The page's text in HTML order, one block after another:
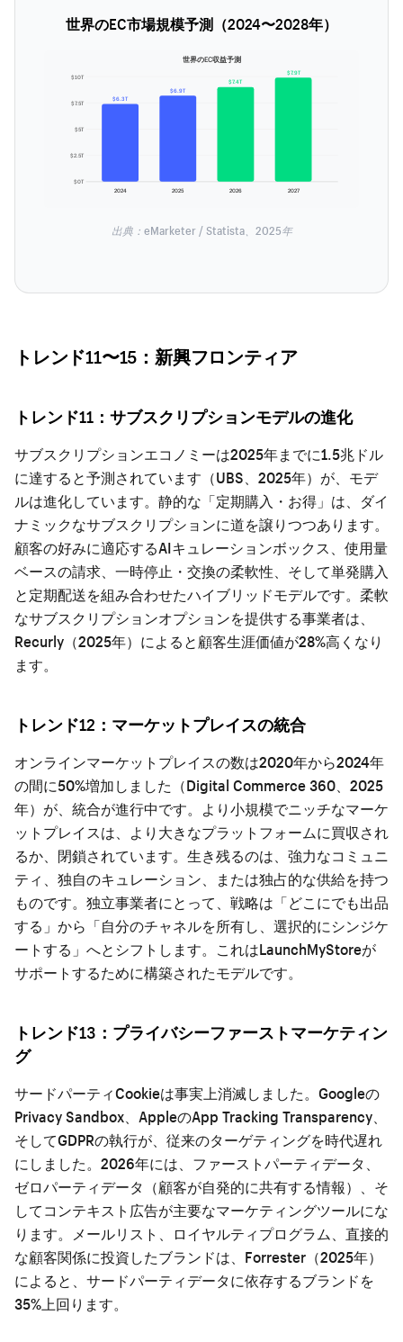
世界のEC市場規模予測（2024〜2028年）
$0T
$2.5T
$5T
$7.5T
$10T
2024
$6.3T
2025
$6.9T
2026
$7.4T
2027
$7.9T
世界のEC収益予測
出典：eMarketer / Statista、2025年
トレンド11〜15：新興フロンティア
トレンド11：サブスクリプションモデルの進化
サブスクリプションエコノミーは2025年までに1.5兆ドル
に達すると予測されています（UBS、2025年）が、モデ
ルは進化しています。静的な「定期購入・お得」は、ダイ
ナミックなサブスクリプションに道を譲りつつあります。
顧客の好みに適応するAIキュレーションボックス、使用量
ベースの請求、一時停止・交換の柔軟性、そして単発購入
と定期配送を組み合わせたハイブリッドモデルです。柔軟
なサブスクリプションオプションを提供する事業者は、
Recurly（2025年）によると顧客生涯価値が28%高くなり
ます。
トレンド12：マーケットプレイスの統合
オンラインマーケットプレイスの数は2020年から2024年
の間に50%増加しました（Digital Commerce 360、2025
年）が、統合が進行中です。より小規模でニッチなマーケ
ットプレイスは、より大きなプラットフォームに買収され
るか、閉鎖されています。生き残るのは、強力なコミュニ
ティ、独自のキュレーション、または独占的な供給を持つ
ものです。独立事業者にとって、戦略は「どこにでも出品
する」から「自分のチャネルを所有し、選択的にシンジケ
ートする」へとシフトします。これはLaunchMyStoreが
サポートするために構築されたモデルです。
トレンド13：プライバシーファーストマーケティン
グ
サードパーティCookieは事実上消滅しました。Googleの
Privacy Sandbox、AppleのApp Tracking Transparency、
そしてGDPRの執行が、従来のターゲティングを時代遅れ
にしました。2026年には、ファーストパーティデータ、
ゼロパーティデータ（顧客が自発的に共有する情報）、そ
してコンテキスト広告が主要なマーケティングツールにな
ります。メールリスト、ロイヤルティプログラム、直接的
な顧客関係に投資したブランドは、Forrester（2025年）
によると、サードパーティデータに依存するブランドを
35%上回ります。